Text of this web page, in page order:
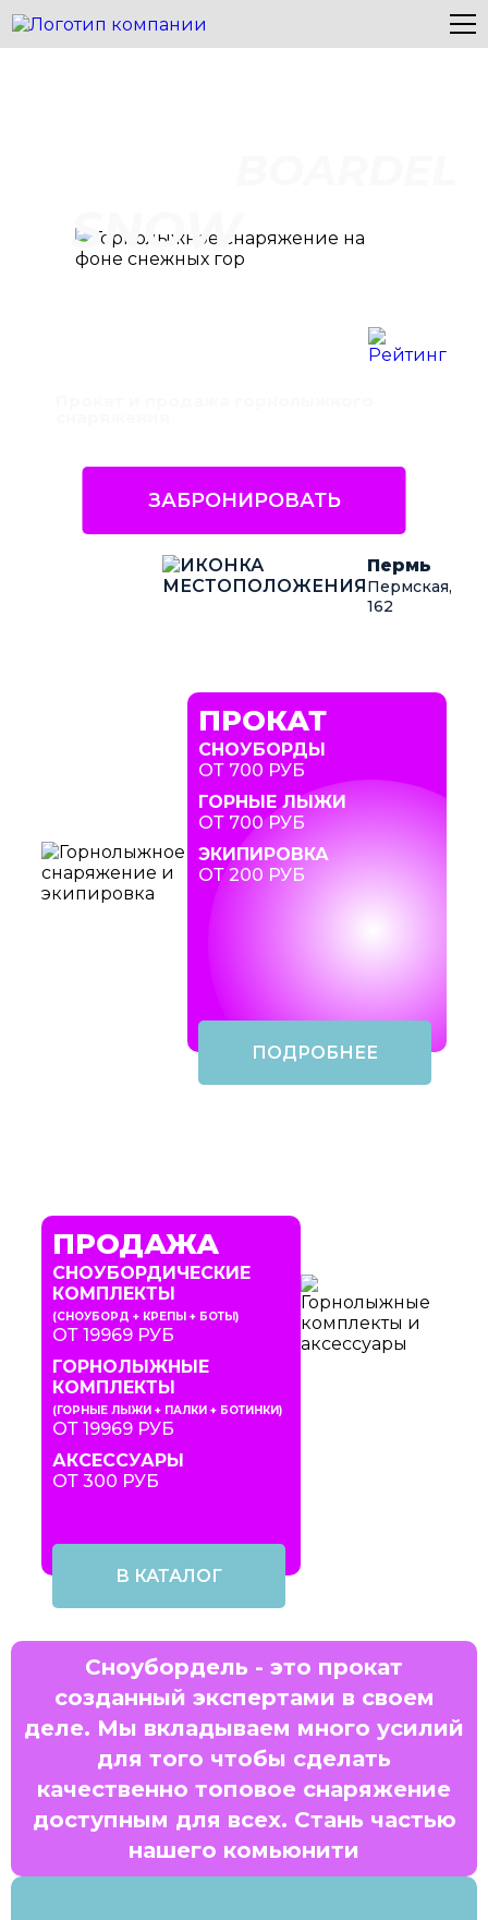
SNOW
ЗАБРОНИРОВАТЬ
Пермь
Пермская,
162
ПРОКАТ
СНОУБОРДЫ
ОТ 700 РУБ
ГОРНЫЕ ЛЫЖИ
ОТ 700 РУБ
ЭКИПИРОВКА
ОТ 200 РУБ
ПОДРОБНЕЕ
ПРОДАЖА
СНОУБОРДИЧЕСКИЕ
КОМПЛЕКТЫ
(СНОУБОРД + КРЕПЫ + БОТЫ)
ОТ 19969 РУБ
ГОРНОЛЫЖНЫЕ
КОМПЛЕКТЫ
(ГОРНЫЕ ЛЫЖИ + ПАЛКИ + БОТИНКИ)
ОТ 19969 РУБ
АКСЕССУАРЫ
ОТ 300 РУБ
В КАТАЛОГ
Сноубордель - это прокат
созданный экспертами в своем
деле. Мы вкладываем много усилий
для того чтобы сделать
качественно топовое снаряжение
доступным для всех. Стань частью
нашего комьюнити